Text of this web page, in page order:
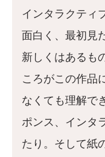
インタラクティ
面白く、最初見
新しくはあるも
ころがこの作品
なくても理解で
ポンス、インタ
たり。そして紙